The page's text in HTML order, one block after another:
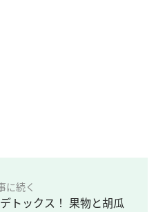
に続く
トックス！ 果物と胡瓜